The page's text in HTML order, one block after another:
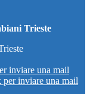
Trieste
inviare una mail
inviare una mail